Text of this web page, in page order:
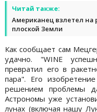
Читай также:
Американец взлетел на
плоской Земли
Как сообщает сам
удачно. "WINE
превратил его в
пара". Его
решением проблемы
Астрономы уже
лунах (включая нашу